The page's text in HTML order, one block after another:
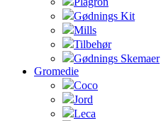
Gødnings Kit
Mills
Tilbehør
Gødnings Skemaer
Gromedie
Coco
Jord
Leca